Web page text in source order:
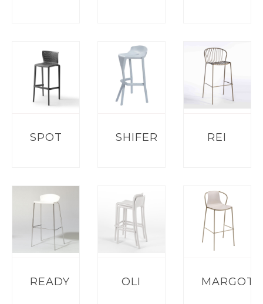
SPOT SHIFER REI
READY OLI MARGOT